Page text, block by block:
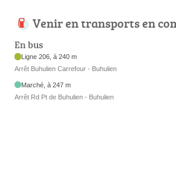
Venir en transports en
En bus
Ligne 206, à 240 m
Arrêt Buhulien Carrefour - Buhulien
Marché, à 247 m
Arrêt Rd Pt de Buhulien - Buhulien